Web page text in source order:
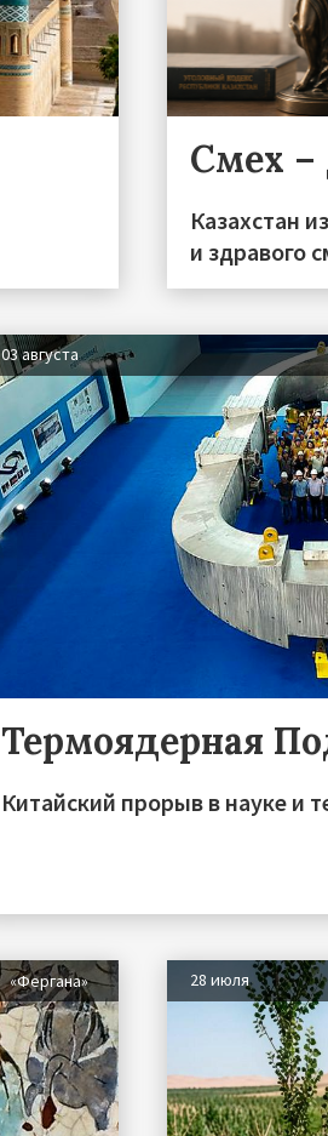
Смех –
Казахстан
и здравого
03 августа
Термоядерная
Китайский прорыв в науке и
«Фергана» 28 июля